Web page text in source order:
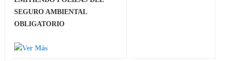
SEGURO AMBIENTAL
OBLIGATORIO